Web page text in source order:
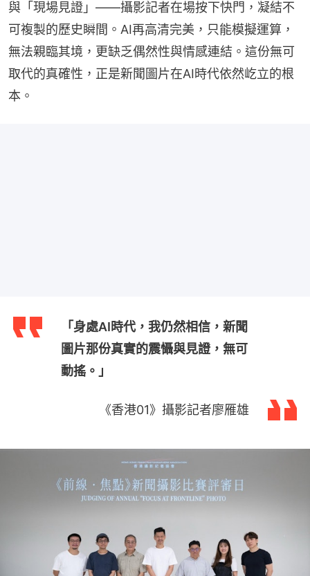
與「現場見證」——攝影記者在場按下快門，凝結不
可複製的歷史瞬間。AI再高清完美，只能模擬運算，
無法親臨其境，更缺乏偶然性與情感連結。這份無可
取代的真確性，正是新聞圖片在AI時代依然屹立的根
本。
「身處AI時代，我仍然相信，新聞
圖片那份真實的震懾與見證，無可
動搖。」
《香港01》攝影記者廖雁雄